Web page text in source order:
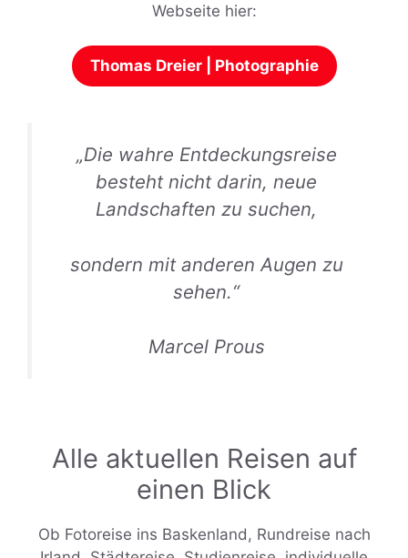
Webseite hier:
Thomas Dreier | Photographie
„Die wahre Entdeckungsreise
besteht nicht darin, neue
Landschaften zu suchen,
sondern mit anderen Augen zu
sehen.“
Marcel Prous
Alle aktuellen Reisen auf
einen Blick
Ob Fotoreise ins Baskenland, Rundreise nach